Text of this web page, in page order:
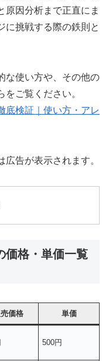
原因分析まで正直にま
に挑戦する際の鉄則と
な使い方や、その他の
ご覧ください。
底検証｜使い方・アレ
告が表示されます。
価格・単価一覧
価格 単価
500円